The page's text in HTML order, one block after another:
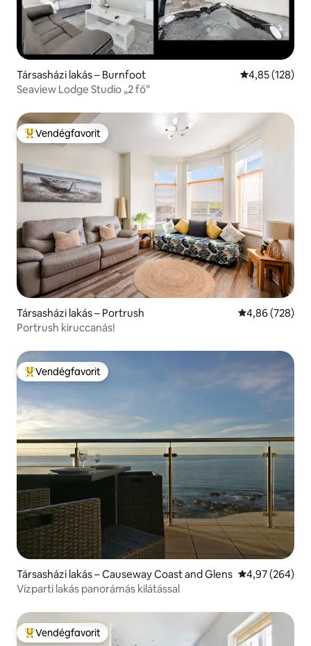
Társasházi lakás – Burnfoot Átlagos
4,85 (128)
Seaview Lodge Studio „2 fő”
Kiemelt vendégfavorit
Vendégfavorit
Társasházi lakás – Portrush Átlagos
4,86 (728)
Portrush kiruccanás!
Kiemelt vendégfavorit
Vendégfavorit
Társasházi lakás – Causeway Coast and Glens Átlagos
4,97 (264)
Vízparti lakás panorámás kilátással
Kiemelt vendégfavorit
Vendégfavorit